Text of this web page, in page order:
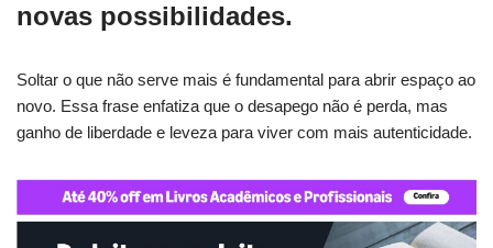
novas possibilidades.
Soltar o que não serve mais é fundamental para abrir espaço ao
novo. Essa frase enfatiza que o desapego não é perda, mas
ganho de liberdade e leveza para viver com mais autenticidade.